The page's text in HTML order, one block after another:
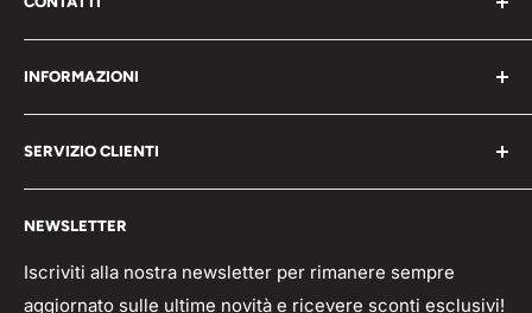
Work Shop s.r.l. via varese 160 - 22076 Mozzate (CO)
Italia
INFORMAZIONI
Chi Siamo
Blog
Pagamenti
Spedizioni
Feedback
Parlano di Noi
SERVIZIO CLIENTI
Condizioni generali
Domande frequenti
Privacy Policy
Resi/Rimborsi
NEWSLETTER
Iscriviti alla nostra newsletter per rimanere sempre
aggiornato sulle ultime novità e ricevere sconti esclusivi!